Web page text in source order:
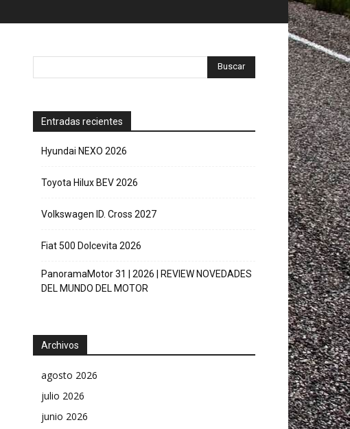
Entradas recientes
Hyundai NEXO 2026
Toyota Hilux BEV 2026
Volkswagen ID. Cross 2027
Fiat 500 Dolcevita 2026
PanoramaMotor 31 | 2026 | REVIEW NOVEDADES
DEL MUNDO DEL MOTOR
Archivos
agosto 2026
julio 2026
junio 2026